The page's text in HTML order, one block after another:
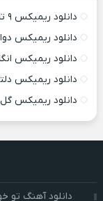
دانلود ریمیکس ۹ تایی علیرضا اسپید
دانلود ریمیکس
دانلود ریمیکس
دانلود ریمیکس
دانلود ریمیکس
دانلود آهنگ تو